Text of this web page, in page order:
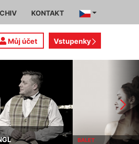
KONTAKT
Můj účet Vstupenky
BALET